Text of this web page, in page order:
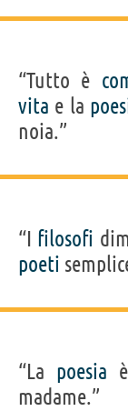
“Tutto è
vita e la
noia.”
“I filosofi
poeti
“La poesia
madame.”